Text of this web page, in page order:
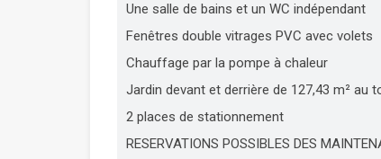
Une salle de bains et un WC indépendant
Fenêtres double vitrages PVC avec volets
Chauffage par la pompe à chaleur
Jardin devant et derrière de 127,43 m² au
2 places de stationnement
RESERVATIONS POSSIBLES DES